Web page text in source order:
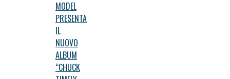
MODEL
PRESENTA
IL
NUOVO
ALBUM
“CHUCK